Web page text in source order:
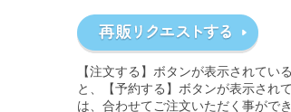
【注文する】ボタンが表示されてい
と、【予約する】ボタンが表示され
は、合わせてご注文いただく事ができ